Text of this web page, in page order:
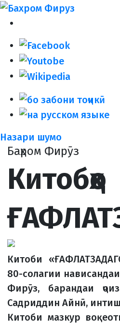
Назари шумо
Баҳром Фирӯз
Китобҳо
Китоби
80-солагии
Фирӯз, барандаи
Садриддин Айнӣ,
Китоби мазкур